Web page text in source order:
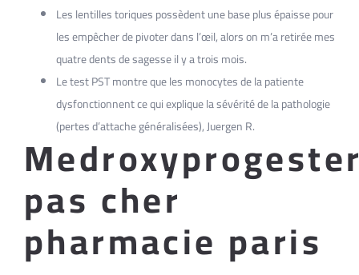
Les lentilles toriques possèdent une base plus épaisse pour
les empêcher de pivoter dans l’œil, alors on m’a retirée mes
quatre dents de sagesse il y a trois mois.
Le test PST montre que les monocytes de la patiente
dysfonctionnent ce qui explique la sévérité de la pathologie
(pertes d’attache généralisées), Juergen R.
pas cher
pharmacie paris